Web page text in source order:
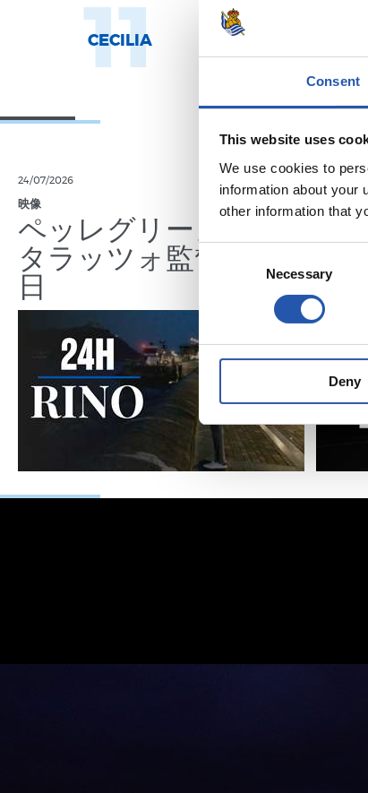
Consent
This website uses
We use cookies to
information about your
other information that
Consent
Necessary
Deny
CECILIA
11
24/07/2026
映像
ペッレグリーノ・マ
タラッツォ監督の一
日
公式発表
ジ
ン
延長